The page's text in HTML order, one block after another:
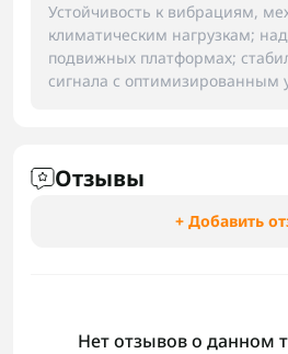
Устойчивость к вибрациям,
климатическим нагрузкам;
подвижных платформах;
сигнала с оптимизированным
Отзывы
+ Добавить
Нет отзывов о данном